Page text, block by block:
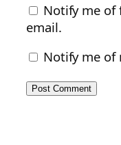
Notify me of
email.
Notify me of